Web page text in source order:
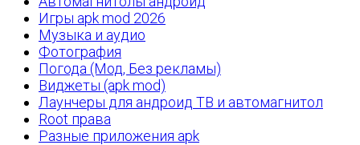
Игры apk mod 2026
Музыка и аудио
Фотография
Погода (Мод, Без рекламы)
Виджеты (apk mod)
Лаунчеры для андроид ТВ и автомагнитол
Root права
Разные приложения apk